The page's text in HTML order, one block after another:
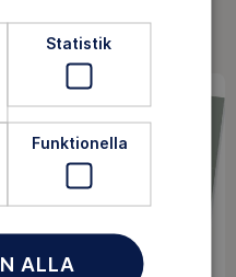
Statistik
Funktionella
ALLA